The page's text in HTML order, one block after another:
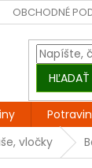
OBCHODNÉ
HĽADAŤ
vločky